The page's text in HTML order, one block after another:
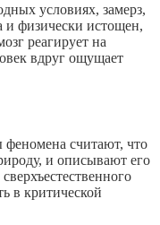
условиях, замерз,
и физически истощен,
реагирует на
вдруг ощущает
феномена считают, что
и описывают его
в критической